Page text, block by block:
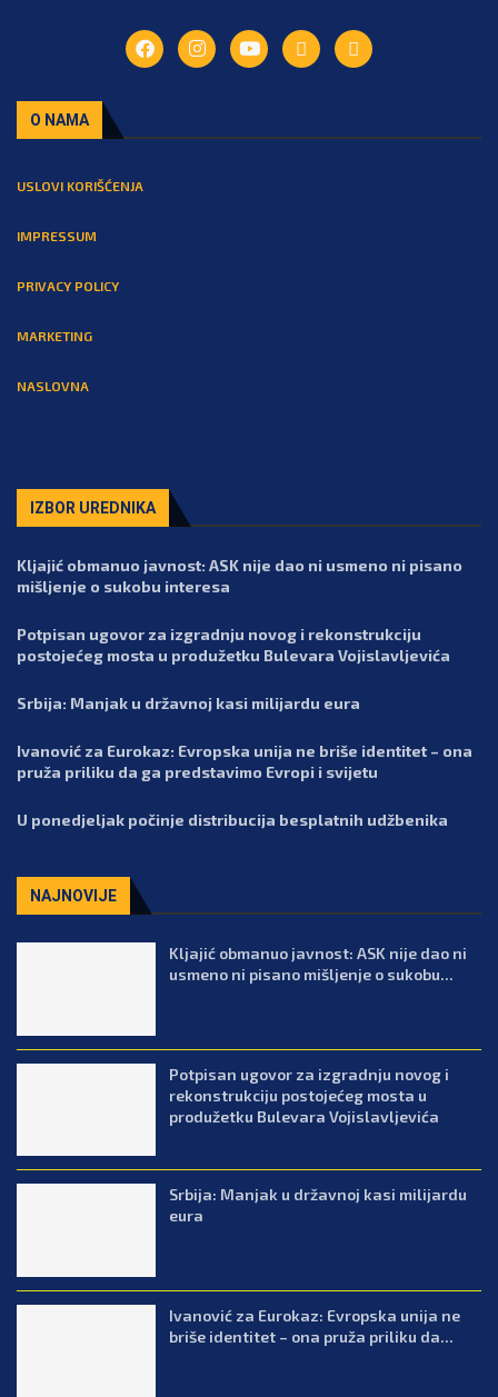
O NAMA
USLOVI KORIŠĆENJA
IMPRESSUM
PRIVACY POLICY
MARKETING
NASLOVNA
IZBOR UREDNIKA
Kljajić obmanuo javnost: ASK nije dao ni usmeno ni pisano
mišljenje o sukobu interesa
Potpisan ugovor za izgradnju novog i rekonstrukciju
postojećeg mosta u produžetku Bulevara Vojislavljevića
Srbija: Manjak u državnoj kasi milijardu eura
Ivanović za Eurokaz: Evropska unija ne briše identitet – ona
pruža priliku da ga predstavimo Evropi i svijetu
U ponedjeljak počinje distribucija besplatnih udžbenika
NAJNOVIJE
Kljajić obmanuo javnost: ASK nije dao ni
usmeno ni pisano mišljenje o sukobu...
Potpisan ugovor za izgradnju novog i
rekonstrukciju postojećeg mosta u
produžetku Bulevara Vojislavljevića
Srbija: Manjak u državnoj kasi milijardu
eura
Ivanović za Eurokaz: Evropska unija ne
briše identitet – ona pruža priliku da...